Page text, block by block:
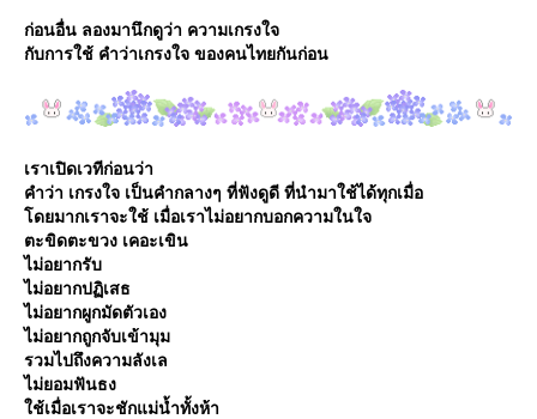
ก่อนอื่น ลองมานึกดูว่า ความเกรงใจ
กับการใช้ คำว่าเกรงใจ ของคนไทยกันก่อน
เราเปิดเวทีก่อนว่า
คำว่า เกรงใจ เป็นคำกลางๆ ที่ฟังดูดี ที่นำมาใช้ได้ทุกเมื่อ
ดยมากเราจะใช้ เมื่อเราไม่อยากบอกความในใจ
ตะขิดตะขวง เคอะเขิน
ไม่อยากรับ
ไม่อยากปฏิเสธ
ไม่อยากผูกมัดตัวเอง
ไม่อยากถูกจับเข้ามุม
รวมไปถึงความลังเล
ไม่ยอมฟันธง
ช้เมื่อเราจะชักแม่น้ำทั้งห้า